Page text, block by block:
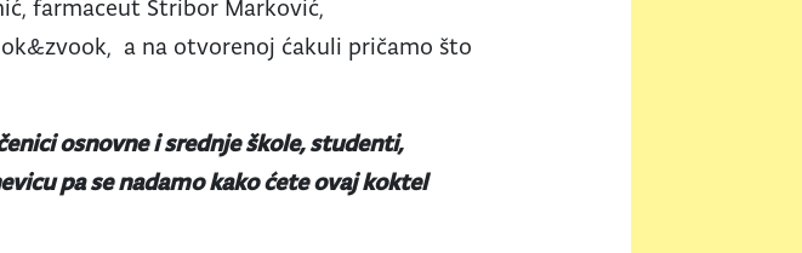
farmaceut Stribor Marković,
a na otvorenoj ćakuli pričamo što
osnovne i srednje škole, studenti,
pa se nadamo kako ćete ovaj koktel